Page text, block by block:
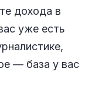
дохода в
уже есть
— база у вас